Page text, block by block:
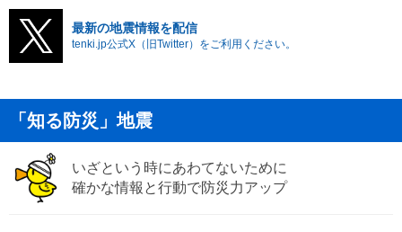
最新の地震情報を配信
tenki.jp公式X（旧Twitter）をご利用ください。
「知る防災」地震
いざという時にあわてないために
確かな情報と行動で防災力アップ